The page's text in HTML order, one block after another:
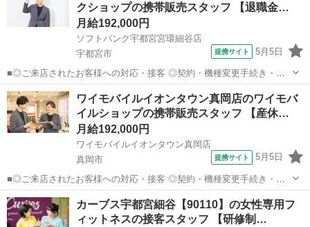
給】 ✅日...
クショップの携帯販売スタッフ 【退職金…
月給192,000円
ソフトバンク宇都宮宮環細谷店
宇都宮市
提携サイト 5月5日
■◎ご来店されたお客様への対応・接客 ◎契約・機種変更手続き・修
理受付 ◎販売状況や運営状況などのデータ管理・報告作業 ◎お電話で
のお客様対応 ◎スマホ教室の運営 ◎販売促進イベントの企画・運営
◎店舗清掃 など ？働き方...
栃木 宇都宮市 その他
ワイモバイルイオンタウン真岡店のワイモバ
イルショップの携帯販売スタッフ 【産休…
月給192,000円
ワイモバイルイオンタウン真岡店
真岡市
提携サイト 5月5日
■◎ご来店されたお客様への対応・接客 ◎契約・機種変更手続き・修
理受付 ◎販売状況や運営状況などのデータ管理・報告作業 ◎お電話で
のお客様対応 ◎スマホ教室の運営 ◎販売促進イベントの企画・運営
◎店舗清掃 など ？働き方...
栃木 真岡市 その他
カーブス宇都宮細谷【90110】の女性専用フ
ィットネスの接客スタッフ 【研修制…